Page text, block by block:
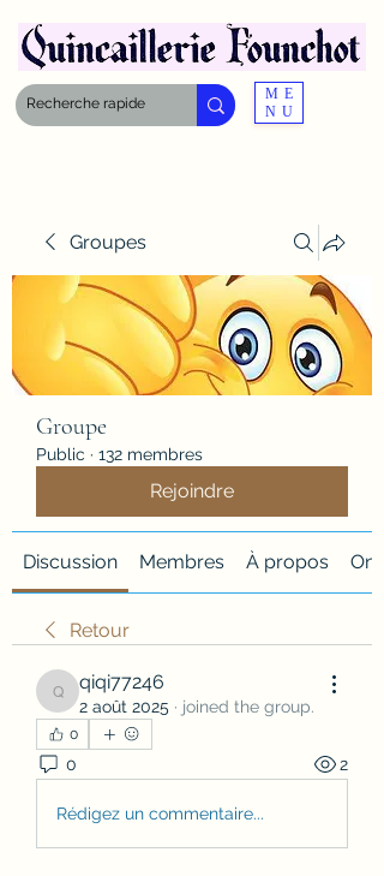
ME
NU
Groupes
Groupe
Public · 132 membres
Rejoindre
Discussion Membres À propos
Retour
qiqi77246
qiqi77246
2 août 2025 · joined the group.
0
0 2
Rédigez un commentaire...